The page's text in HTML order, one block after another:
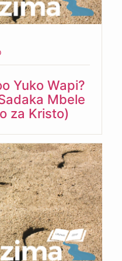
Yuko Wapi?
Mbele
za Kristo)